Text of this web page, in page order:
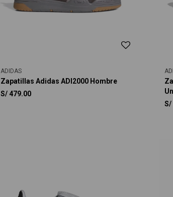
ADIDAS
Zapatillas Adidas ADI2000 Hombre
S/ 479.00
S/